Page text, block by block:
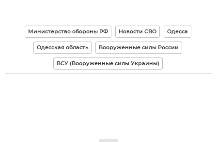
Министерство обороны РФ Новости СВО Одесса
Одесская область Вооруженные силы России
ВСУ (Вооруженные силы Украины)